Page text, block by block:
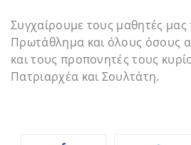
Συγχαίρουμε τους μαθητές μας
Πρωτάθλημα και όλους όσους
και τους προπονητές τους
Πατριαρχέα και Σουλτάτη.